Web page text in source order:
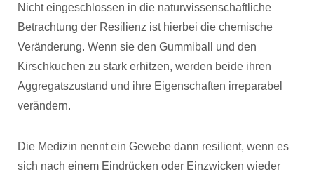
Nicht eingeschlossen in die naturwissenschaftliche
Betrachtung der Resilienz ist hierbei die chemische
Veränderung. Wenn sie den Gummiball und den
Kirschkuchen zu stark erhitzen, werden beide ihren
Aggregatszustand und ihre Eigenschaften irreparabel
verändern.
Die Medizin nennt ein Gewebe dann resilient, wenn es
sich nach einem Eindrücken oder Einzwicken wieder